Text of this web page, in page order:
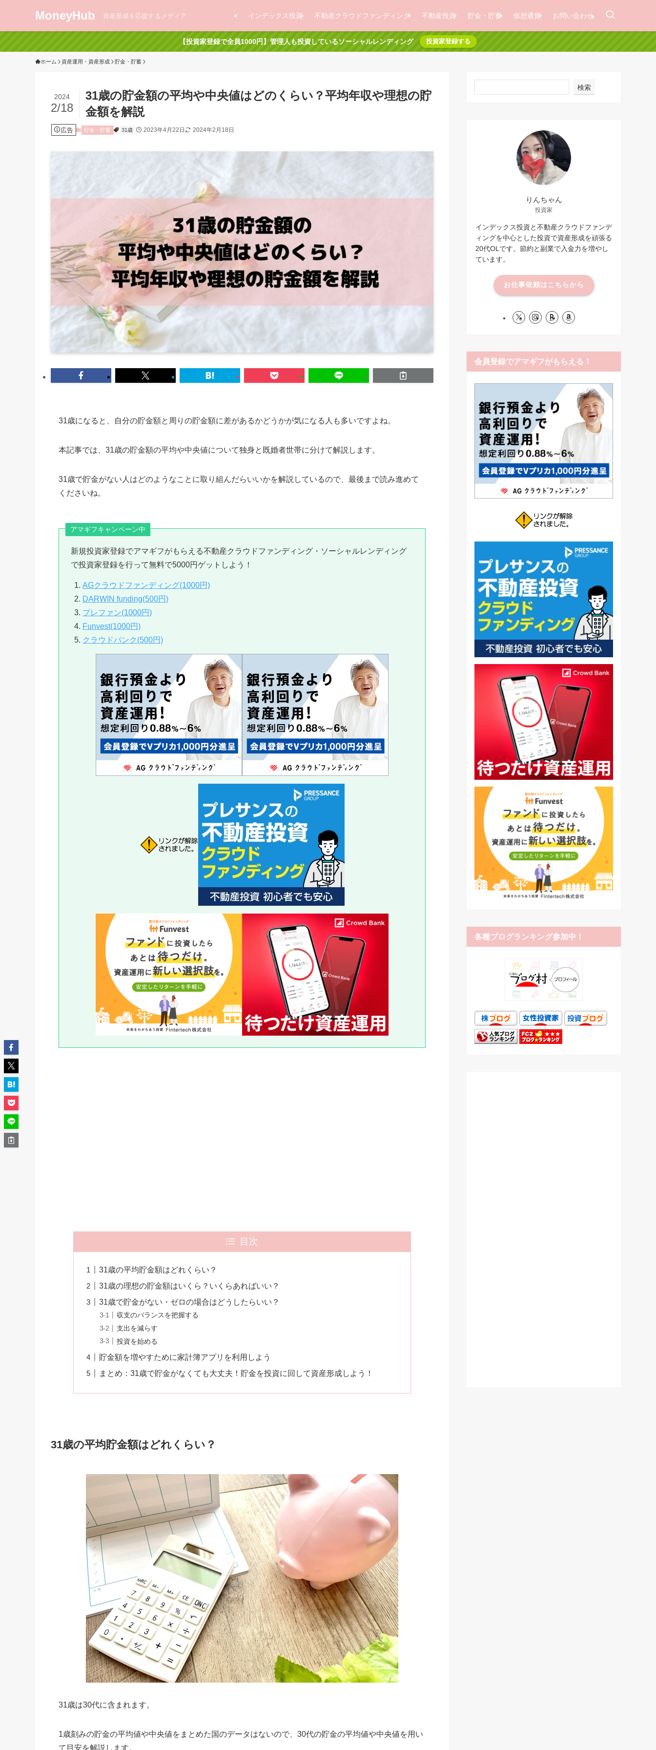
MoneyHub 資産形成を応援するメディア インデックス投資 不動産クラウドファンディング 不動産投資 貯金・貯蓄 仮想通貨 お問い合わせ
【投資家登録で全員1000円】管理人も投資しているソーシャルレンディング 投資家登録する
ホーム 資産運用・資産形成 貯金・貯蓄
31歳の貯金額の平均や中央値はどのくらい？平均年収や理想の貯
金額を解説
2024
2/18
広告 貯金・貯蓄 31歳 2023年4月22日 2024年2月18日
31歳になると、自分の貯金額と周りの貯金額に差があるかどうかが気になる人も多いですよね。
本記事では、31歳の貯金額の平均や中央値について独身と既婚者世帯に分けて解説します。
31歳で貯金がない人はどのようなことに取り組んだらいいかを解説しているので、最後まで読み進めて
くださいね。
アマギフキャンペーン中
新規投資家登録でアマギフがもらえる不動産クラウドファンディング・ソーシャルレンディング
で投資家登録を行って無料で5000円ゲットしよう！
AGクラウドファンディング(1000円)
DARWIN funding(500円)
プレファン(1000円)
Funvest(1000円)
クラウドバンク(500円)
目次
31歳の平均貯金額はどれくらい？
31歳の理想の貯金額はいくら？いくらあればいい？
31歳で貯金がない・ゼロの場合はどうしたらいい？
収支のバランスを把握する
支出を減らす
投資を始める
貯金額を増やすために家計簿アプリを利用しよう
まとめ：31歳で貯金がなくても大丈夫！貯金を投資に回して資産形成しよう！
31歳の平均貯金額はどれくらい？
31歳は30代に含まれます。
1歳刻みの貯金の平均値や中央値をまとめた国のデータはないので、30代の貯金の平均値や中央値を用い
て目安を解説します。
検索
りんちゃん
投資家
インデックス投資と不動産クラウドファンデ
ィングを中心とした投資で資産形成を頑張る
20代OLです。節約と副業で入金力を増やし
ています。
お仕事依頼はこちらから
会員登録でアマギフがもらえる！
各種ブログランキング参加中！